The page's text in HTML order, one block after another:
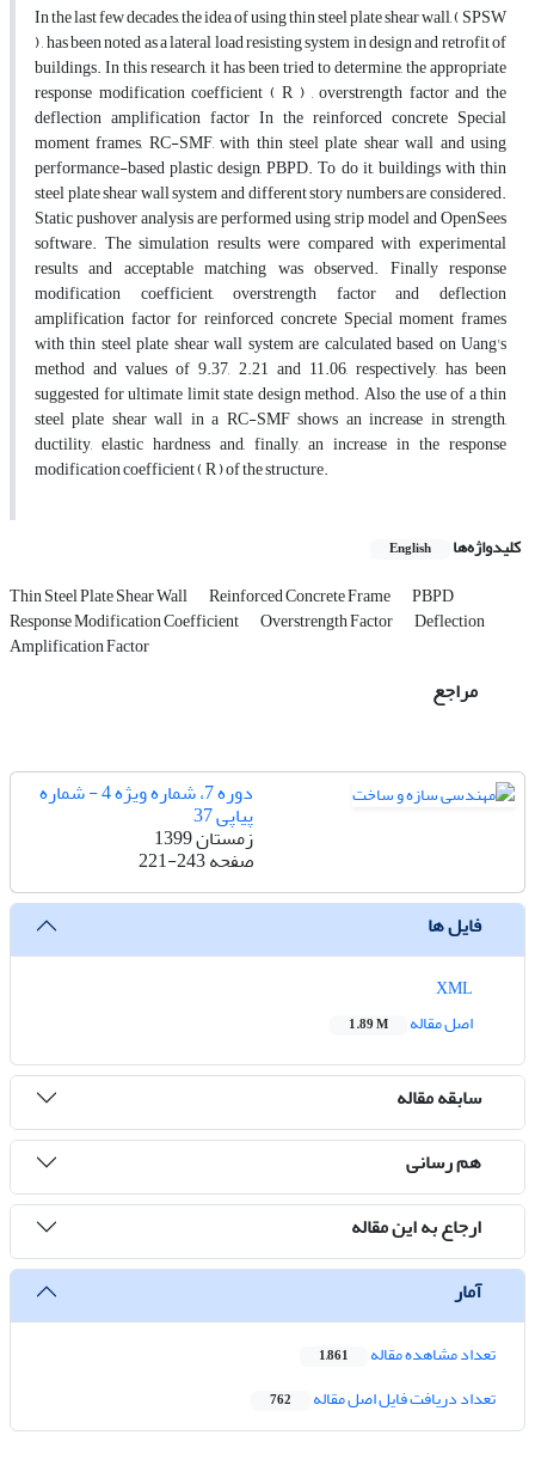
In the last few decades, the idea of using thin steel plate shear wall, ( SPSW
) , has been noted as a lateral load resisting system in design and retrofit of
buildings. In this research, it has been tried to determine, the appropriate
response modification coefficient ( R ) , overstrength factor and the
deflection amplification factor In the reinforced concrete Special
moment frames, RC-SMF, with thin steel plate shear wall and using
performance-based plastic design, PBPD. To do it, buildings with thin
steel plate shear wall system and different story numbers are considered.
Static pushover analysis are performed using strip model and OpenSees
software. The simulation results were compared with experimental
results and acceptable matching was observed. Finally response
modification coefficient, overstrength factor and deflection
amplification factor for reinforced concrete Special moment frames
with thin steel plate shear wall system are calculated based on Uang's
method and values of 9.37, 2.21 and 11.06, respectively, has been
suggested for ultimate limit state design method. Also, the use of a thin
steel plate shear wall in a RC-SMF shows an increase in strength,
ductility, elastic hardness and, finally, an increase in the response
modification coefficient ( R ) of the structure.
کلیدواژه‌ها English
Thin Steel Plate Shear Wall Reinforced Concrete Frame PBPD
Response Modification Coefficient Overstrength Factor Deflection
Amplification Factor
مراجع
دوره 7، شماره ویژه 4 - شماره
پیاپی 37
زمستان 1399
صفحه221-243
فایل ها
اصل مقاله
1.89 M
سابقه مقاله
هم رسانی
ارجاع به این مقاله
آمار
تعداد مشاهده مقاله 1,861
تعداد دریافت فایل اصل مقاله 762